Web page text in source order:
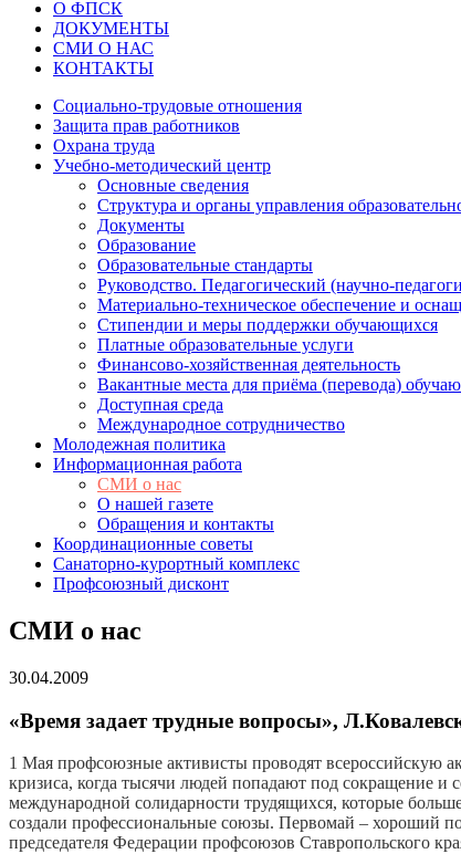
О ФПСК
ДОКУМЕНТЫ
СМИ О НАС
КОНТАКТЫ
Социально-трудовые отношения
Защита прав работников
Охрана труда
Учебно-методический центр
Основные сведения
Структура и органы управления
Документы
Образование
Образовательные стандарты
Руководство. Педагогический (научно-
Материально-техническое обеспечение и
Стипендии и меры поддержки обучающихся
Платные образовательные услуги
Финансово-хозяйственная деятельность
Вакантные места для приёма (перевода)
Доступная среда
Международное сотрудничество
Молодежная политика
Информационная работа
СМИ о нас
О нашей газете
Обращения и контакты
Координационные советы
Санаторно-курортный комплекс
Профсоюзный дисконт
СМИ о нас
30.04.2009
«Время задает трудные вопросы»,
1 Мая профсоюзные активисты проводят всероссийскую
кризиса, когда тысячи людей попадают под сокращение
международной солидарности трудящихся, которые
создали профессиональные союзы. Первомай – хороший
председателя Федерации профсоюзов Ставропольского